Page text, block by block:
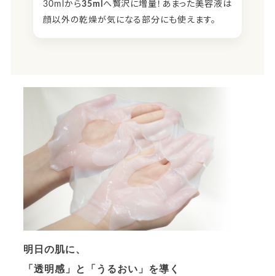
30mlから35ml へ贅沢に増量！あまった美容液は
顔以外の乾燥が気になる部分にも使えます。
明日の肌に、
「透明感」と「うるおい」を導く